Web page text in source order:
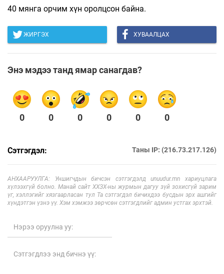
40 мянга орчим хүн оролцсон байна.
ЖИРГЭХ ХУВААЛЦАХ
Энэ мэдээ танд ямар санагдав?
0 0 0 0 0 0
Сэтгэгдэл: Таны IP: (216.73.217.126)
АНХААРУУЛГА: Уншигчдын бичсэн сэтгэгдэлд unuudur.mn хариуцлага
хүлээхгүй болно. Манай сайт ХХЗХ-ны журмын дагуу зүй зохисгүй зарим
үг, хэллэгийг хязгаарласан тул Та сэтгэгдэл бичихдээ бусдын эрх ашгийг
хүндэтгэн үзнэ үү. Хэм хэмжээ зөрчсөн сэтгэгдлийг админ устгах эрхтэй.